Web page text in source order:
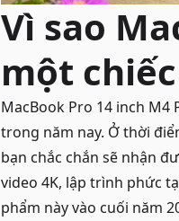
Vì sao
một
MacBook Pro 14 inch M4
trong năm nay. Ở thời
bạn chắc chắn sẽ nhận
video 4K, lập trình phức
phẩm này vào cuối năm